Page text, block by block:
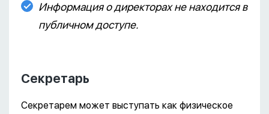
Информация о директорах не находится в
публичном доступе.
Секретарь
Секретарем может выступать как физическое